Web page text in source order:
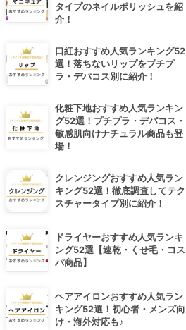
タイプのネイルポリッシュを紹
介！
口紅おすすめ人気ランキング52
選！落ちないリップをプチプ
ラ・デパコス別に紹介！
化粧下地おすすめ人気ランキン
グ52選！プチプラ・デパコス・
敏感肌向けナチュラル商品も登
場！
クレンジングおすすめ人気ラン
キング52選！徹底調査してテク
スチャータイプ別に紹介！
ドライヤーおすすめ人気ランキ
ング52選【速乾・くせ毛・コス
パ商品】
ヘアアイロンおすすめ人気ラン
キング52選！初心者・メンズ向
け・海外対応も♪